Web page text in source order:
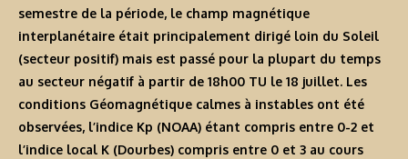
semestre de la période, le champ magnétique
interplanétaire était principalement dirigé loin du Soleil
(secteur positif) mais est passé pour la plupart du temps
au secteur négatif à partir de 18h00 TU le 18 juillet. Les
conditions Géomagnétique calmes à instables ont été
observées, l’indice Kp (NOAA) étant compris entre 0-2 et
l’indice local K (Dourbes) compris entre 0 et 3 au cours